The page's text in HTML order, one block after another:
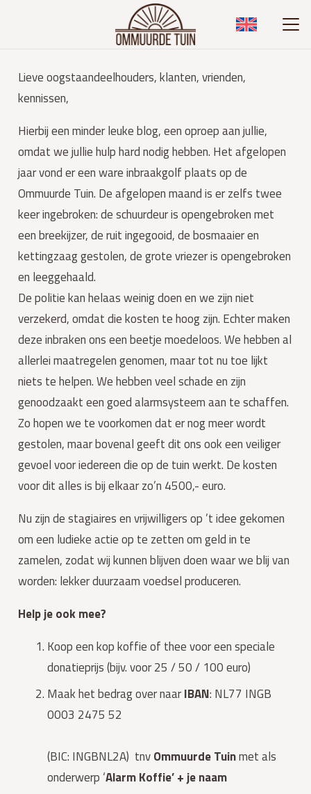
Lieve oogstaandeelhouders, klanten, vrienden,
kennissen,
Hierbij een minder leuke blog, een oproep aan jullie,
omdat we jullie hulp hard nodig hebben. Het afgelopen
jaar vond er een ware inbraakgolf plaats op de
Ommuurde Tuin. De afgelopen maand is er zelfs twee
keer ingebroken: de schuurdeur is opengebroken met
een breekijzer, de ruit ingegooid, de bosmaaier en
kettingzaag gestolen, de grote vriezer is opengebroken
en leeggehaald.
De politie kan helaas weinig doen en we zijn niet
verzekerd, omdat die kosten te hoog zijn. Echter maken
deze inbraken ons een beetje moedeloos. We hebben al
allerlei maatregelen genomen, maar tot nu toe lijkt
niets te helpen. We hebben veel schade en zijn
genoodzaakt een goed alarmsysteem aan te schaffen.
Zo hopen we te voorkomen dat er nog meer wordt
gestolen, maar bovenal geeft dit ons ook een veiliger
gevoel voor iedereen die op de tuin werkt. De kosten
voor dit alles is bij elkaar zo’n 4500,- euro.
Nu zijn de stagiaires en vrijwilligers op ’t idee gekomen
om een ludieke actie op te zetten om geld in te
zamelen, zodat wij kunnen blijven doen waar we blij van
worden: lekker duurzaam voedsel produceren.
Help je ook mee?
Koop een kop koffie of thee voor een speciale
donatieprijs (bijv. voor 25 / 50 / 100 euro)
Maak het bedrag over naar IBAN: NL77 INGB
0003 2475 52
(BIC: INGBNL2A)  tnv Ommuurde Tuin met als
onderwerp ‘Alarm Koffie’ + je naam